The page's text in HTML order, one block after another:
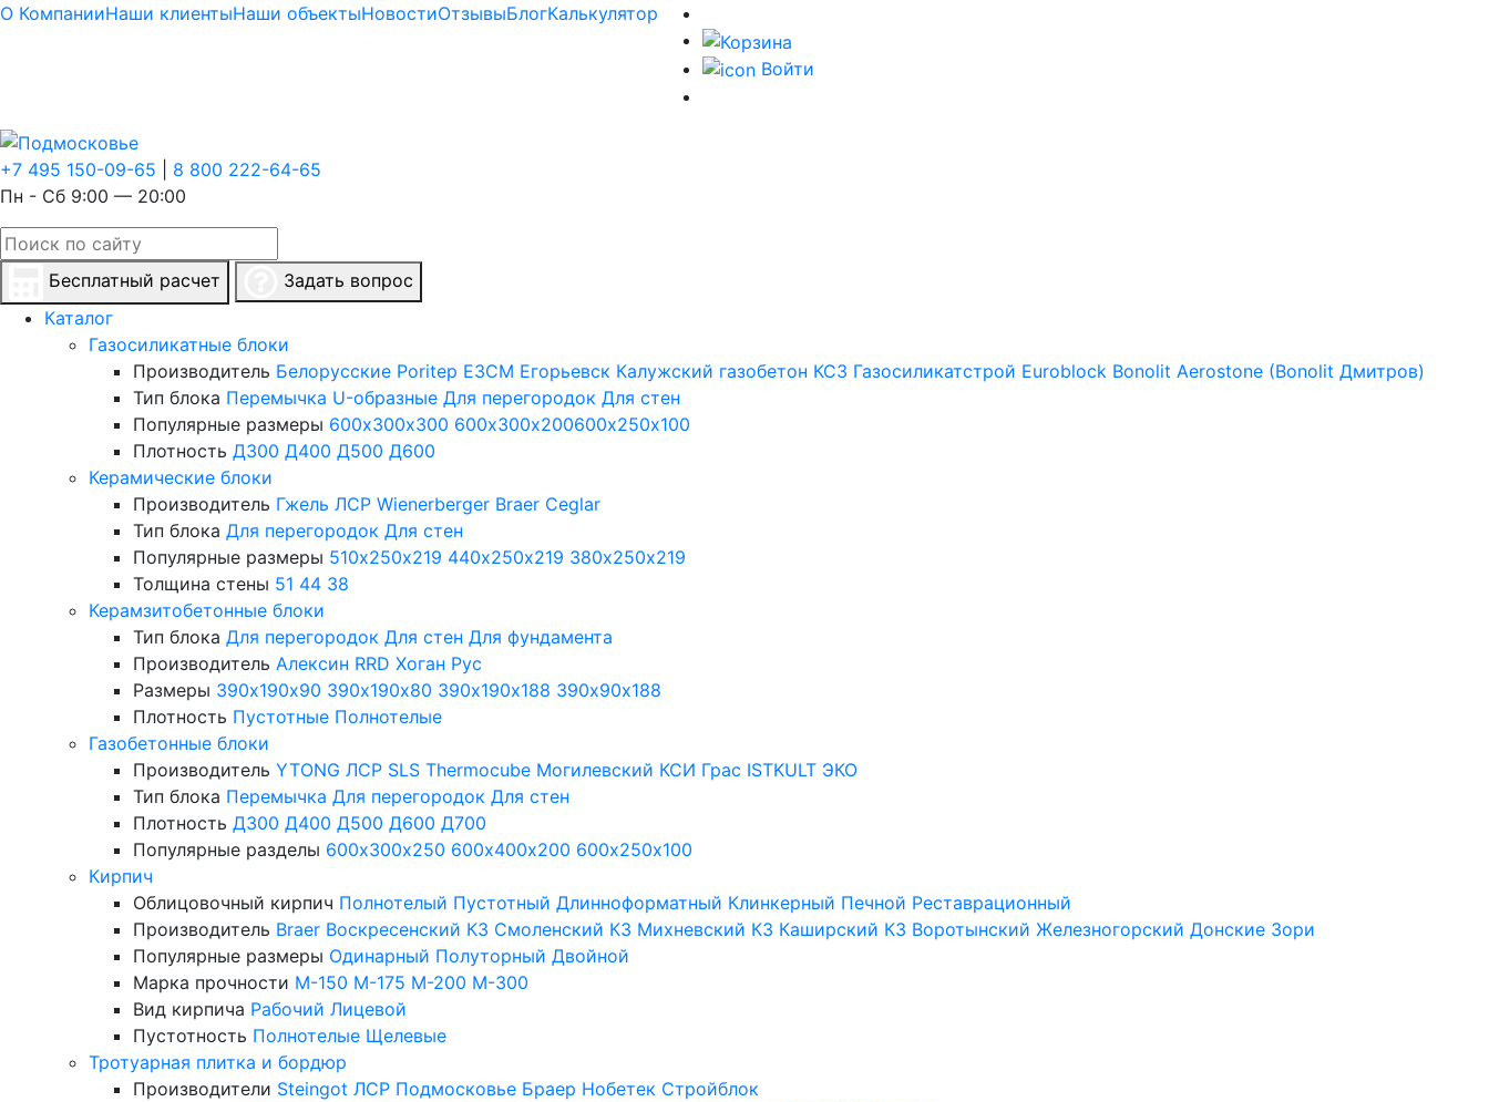
О КомпанииНаши клиентыНаши объектыНовостиОтзывыБлогКалькулятор
Войти
+7 495 150-09-65
8 800 222-64-65
Пн - Сб 9:00 — 20:00
Бесплатный расчет
Задать вопрос
Каталог
Газосиликатные блоки
Производитель Белорусские Poritep ЕЗСМ Егорьевск Калужский газобетон КСЗ Газосиликатстрой Euroblock Bonolit Aerostone (Bonolit Дмитров)
Тип блока Перемычка U-образные Для перегородок Для стен
Популярные размеры 600х300х300 600х300х200600х250х100
Плотность Д300 Д400 Д500 Д600
Керамические блоки
Производитель Гжель ЛСР Wienerberger Braer Ceglar
Тип блока Для перегородок Для стен
Популярные размеры 510х250х219 440х250х219 380х250х219
Толщина стены 51 44 38
Керамзитобетонные блоки
Тип блока Для перегородок Для стен Для фундамента
Производитель Алексин RRD Хоган Рус
Размеры 390х190х90 390х190х80 390х190х188 390х90х188
Плотность Пустотные Полнотелые
Газобетонные блоки
Производитель YTONG ЛСР SLS Thermocube Могилевский КСИ Грас ISTKULT ЭКО
Тип блока Перемычка Для перегородок Для стен
Плотность Д300 Д400 Д500 Д600 Д700
Популярные разделы 600х300х250 600х400х200 600х250х100
Кирпич
Облицовочный кирпич Полнотелый Пустотный Длинноформатный Клинкерный Печной Реставрационный
Производитель Braer Воскресенский КЗ Смоленский КЗ Михневский КЗ Каширский КЗ Воротынский Железногорский Донские Зори
Популярные размеры Одинарный Полуторный Двойной
Марка прочности М-150 М-175 М-200 М-300
Вид кирпича Рабочий Лицевой
Пустотность Полнотелые Щелевые
Тротуарная плитка и бордюр
Производители Steingot ЛСР Подмосковье Браер Нобетек Стройблок